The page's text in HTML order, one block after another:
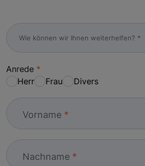
Anrede
Herr
Frau Divers
Vorname
Nachname